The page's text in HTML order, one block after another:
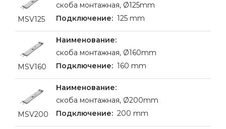
MSV125
cкоба монтажная, Ø125mm
125 mm
MSV160
cкоба монтажная, Ø160mm
160 mm
MSV200
cкоба монтажная, Ø200mm
200 mm